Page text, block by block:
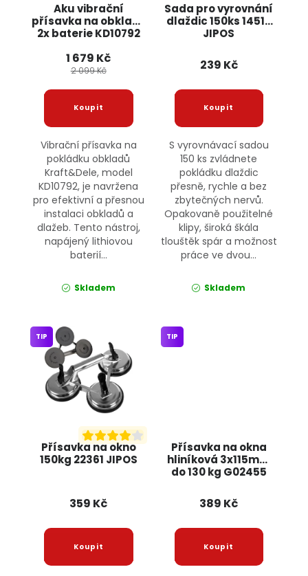
Aku vibrační
přísavka na obklady
2x baterie KD10792
1 679 Kč
2 099 Kč
Vibrační přísavka na
pokládku obkladů
Kraft&Dele, model
KD10792, je navržena
pro efektivní a přesnou
instalaci obkladů a
dlažeb. Tento nástroj,
napájený lithiovou
baterií...
Skladem
Sada pro vyrovnání
dlaždic 150ks 14510
JIPOS
239 Kč
S vyrovnávací sadou
150 ks zvládnete
pokládku dlaždic
přesně, rychle a bez
zbytečných nervů.
Opakovaně použitelné
klipy, široká škála
tlouštěk spár a možnost
práce ve dvou...
Skladem
Přísavka na okno
150kg 22361 JIPOS
TIP
359 Kč
Přísavka na okna
hliníková 3x115mm
do 130 kg G02455
TIP
389 Kč